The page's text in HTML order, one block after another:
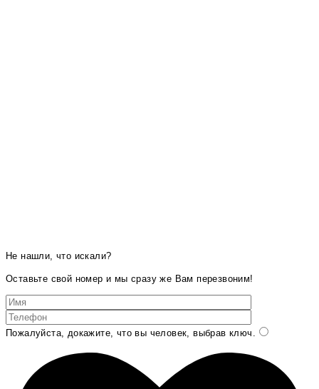
Не нашли, что искали?
Оставьте свой номер и мы сразу же Вам перезвоним!
Пожалуйста, докажите, что вы человек, выбрав ключ .